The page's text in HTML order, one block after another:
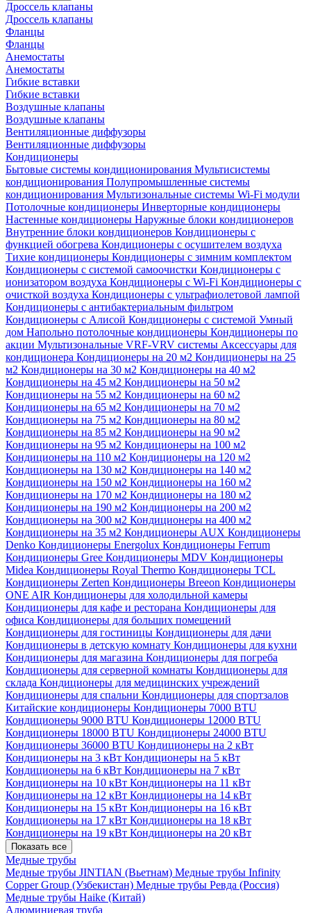
Дроссель клапаны
Дроссель клапаны
Фланцы
Фланцы
Анемостаты
Анемостаты
Гибкие вставки
Гибкие вставки
Воздушные клапаны
Воздушные клапаны
Вентиляционные диффузоры
Вентиляционные диффузоры
Кондиционеры
Бытовые системы кондиционирования Мультисистемы
кондиционирования Полупромышленные системы
кондиционирования Мультизональные системы Wi-Fi модули
Потолочные кондиционеры Инверторные кондиционеры
Настенные кондиционеры Наружные блоки кондиционеров
Внутренние блоки кондиционеров Кондиционеры с
функцией обогрева Кондиционеры с осушителем воздуха
Тихие кондиционеры Кондиционеры с зимним комплектом
Кондиционеры с системой самоочистки Кондиционеры с
ионизатором воздуха Кондиционеры с Wi-Fi Кондиционеры с
очисткой воздуха Кондиционеры с ультрафиолетовой лампой
Кондиционеры с антибактериальным фильтром
Кондиционеры с Алисой Кондиционеры с системой Умный
дом Напольно потолочные кондиционеры Кондиционеры по
акции Мультизональные VRF-VRV системы Аксессуары для
кондиционера Кондиционеры на 20 м2 Кондиционеры на 25
м2 Кондиционеры на 30 м2 Кондиционеры на 40 м2
Кондиционеры на 45 м2 Кондиционеры на 50 м2
Кондиционеры на 55 м2 Кондиционеры на 60 м2
Кондиционеры на 65 м2 Кондиционеры на 70 м2
Кондиционеры на 75 м2 Кондиционеры на 80 м2
Кондиционеры на 85 м2 Кондиционеры на 90 м2
Кондиционеры на 95 м2 Кондиционеры на 100 м2
Кондиционеры на 110 м2 Кондиционеры на 120 м2
Кондиционеры на 130 м2 Кондиционеры на 140 м2
Кондиционеры на 150 м2 Кондиционеры на 160 м2
Кондиционеры на 170 м2 Кондиционеры на 180 м2
Кондиционеры на 190 м2 Кондиционеры на 200 м2
Кондиционеры на 300 м2 Кондиционеры на 400 м2
Кондиционеры на 35 м2 Кондиционеры AUX Кондиционеры
Denko Кондиционеры Energolux Кондиционеры Ferrum
Кондиционеры Gree Кондиционеры MDV Кондиционеры
Midea Кондиционеры Royal Thermo Кондиционеры TCL
Кондиционеры Zerten Кондиционеры Breeon Кондиционеры
ONE AIR Кондиционеры для холодильной камеры
Кондиционеры для кафе и ресторана Кондиционеры для
офиса Кондиционеры для больших помещений
Кондиционеры для гостиницы Кондиционеры для дачи
Кондиционеры в детскую комнату Кондиционеры для кухни
Кондиционеры для магазина Кондиционеры для погреба
Кондиционеры для серверной комнаты Кондиционеры для
склада Кондиционеры для медицинских учреждений
Кондиционеры для спальни Кондиционеры для спортзалов
Китайские кондиционеры Кондиционеры 7000 BTU
Кондиционеры 9000 BTU Кондиционеры 12000 BTU
Кондиционеры 18000 BTU Кондиционеры 24000 BTU
Кондиционеры 36000 BTU Кондиционеры на 2 кВт
Кондиционеры на 3 кВт Кондиционеры на 5 кВт
Кондиционеры на 6 кВт Кондиционеры на 7 кВт
Кондиционеры на 10 кВт Кондиционеры на 11 кВт
Кондиционеры на 12 кВт Кондиционеры на 14 кВт
Кондиционеры на 15 кВт Кондиционеры на 16 кВт
Кондиционеры на 17 кВт Кондиционеры на 18 кВт
Кондиционеры на 19 кВт Кондиционеры на 20 кВт
Показать все
Медные трубы
Медные трубы JINTIAN (Вьетнам) Медные трубы Infinity
Copper Group (Узбекистан) Медные трубы Ревда (Россия)
Медные трубы Haike (Китай)
Алюминиевая труба